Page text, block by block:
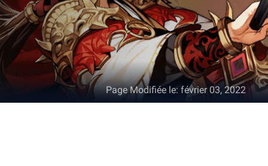
Page Modifiée le: février 03, 2022